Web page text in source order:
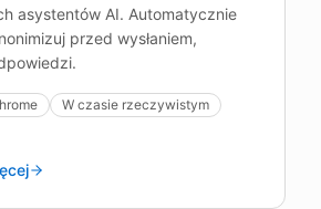
asystentów AI. Automatycznie
przed wysłaniem,
W czasie rzeczywistym